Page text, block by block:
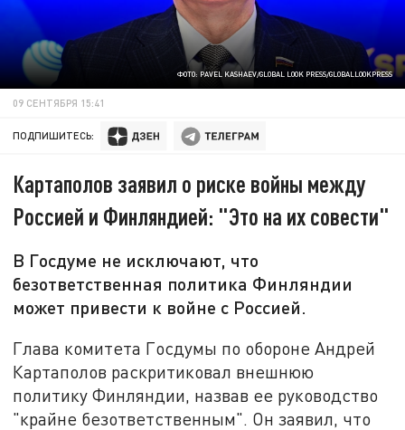
ФОТО: PAVEL KASHAEV/GLOBAL LOOK PRESS/GLOBALLOOKPRESS
09 СЕНТЯБРЯ 15:41
ПОДПИШИТЕСЬ:
Картаполов заявил о риске войны между
Россией и Финляндией: "Это на их совести"
В Госдуме не исключают, что
безответственная политика Финляндии
может привести к войне с Россией.
Глава комитета Госдумы по обороне Андрей
Картаполов раскритиковал внешнюю
политику Финляндии, назвав ее руководство
"крайне безответственным". Он заявил, что